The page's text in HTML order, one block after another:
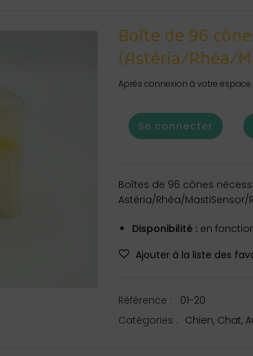
Boîte de 96
(Astéria/Rhéa/
Après connexion à votre
Se connecter
Boîtes de 96 cônes
Astéria/Rhéa/MastiSensor/
Disponibilité : en
Ajouter à la liste des
Référence :
01-20
Catégories : Chien, Chat,